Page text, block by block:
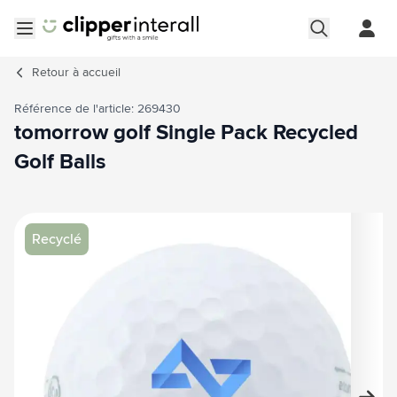
Retour à accueil
Recyclé
Image principale
Cliquez pour voir l'image en plein écran
Référence de l'article: 269430
tomorrow golf Single Pack Recycled
Golf Balls